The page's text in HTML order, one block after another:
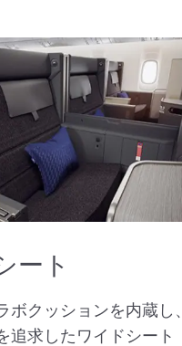
ート
ボクッションを内蔵し
追求したワイドシート